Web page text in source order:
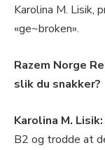
Karolina M. Lisik,
«ge~broken».
Razem Norge
slik du snakker?
Karolina M. Lisik:
B2 og trodde at